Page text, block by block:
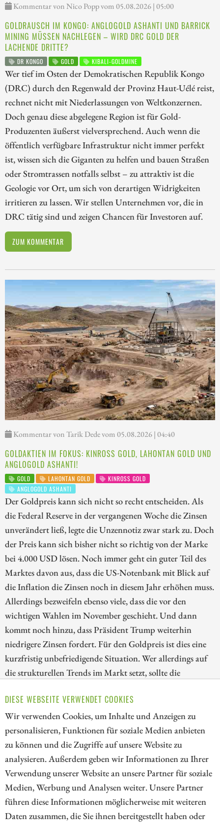
DIESE WEBSEITE VERWENDET COOKIES
Wir verwenden Cookies, um Inhalte und Anzeigen zu
personalisieren, Funktionen für soziale Medien anbieten
zu können und die Zugriffe auf unsere Website zu
analysieren. Außerdem geben wir Informationen zu Ihrer
Verwendung unserer Website an unsere Partner für soziale
Medien, Werbung und Analysen weiter. Unsere Partner
führen diese Informationen möglicherweise mit weiteren
Daten zusammen, die Sie ihnen bereitgestellt haben oder
Kommentar von Nico Popp vom 05.08.2026 | 05:00
GOLDRAUSCH IM KONGO: ANGLOGOLD ASHANTI UND BARRICK
MINING MÜSSEN NACHLEGEN – WIRD DRC GOLD DER
LACHENDE DRITTE?
DR KONGO GOLD KIBALI-GOLDMINE
Wer tief im Osten der Demokratischen Republik Kongo
(DRC) durch den Regenwald der Provinz Haut-Uélé reist,
rechnet nicht mit Niederlassungen von Weltkonzernen.
Doch genau diese abgelegene Region ist für Gold-
Produzenten äußerst vielversprechend. Auch wenn die
öffentlich verfügbare Infrastruktur nicht immer perfekt
ist, wissen sich die Giganten zu helfen und bauen Straßen
oder Stromtrassen notfalls selbst – zu attraktiv ist die
Geologie vor Ort, um sich von derartigen Widrigkeiten
irritieren zu lassen. Wir stellen Unternehmen vor, die in
DRC tätig sind und zeigen Chancen für Investoren auf.
ZUM KOMMENTAR
Kommentar von Tarik Dede vom 05.08.2026 | 04:40
GOLDAKTIEN IM FOKUS: KINROSS GOLD, LAHONTAN GOLD UND
ANGLOGOLD ASHANTI!
GOLD LAHONTAN GOLD
KINROSS GOLD
ANGLOGOLD ASHANTI
Der Goldpreis kann sich nicht so recht entscheiden. Als
die Federal Reserve in der vergangenen Woche die Zinsen
unverändert ließ, legte die Unzennotiz zwar stark zu. Doch
der Preis kann sich bisher nicht so richtig von der Marke
bei 4.000 USD lösen. Noch immer geht ein guter Teil des
Marktes davon aus, dass die US-Notenbank mit Blick auf
die Inflation die Zinsen noch in diesem Jahr erhöhen muss.
Allerdings bezweifeln ebenso viele, dass die vor den
wichtigen Wahlen im November geschieht. Und dann
kommt noch hinzu, dass Präsident Trump weiterhin
niedrigere Zinsen fordert. Für den Goldpreis ist dies eine
kurzfristig unbefriedigende Situation. Wer allerdings auf
die strukturellen Trends im Markt setzt, sollte die
heute auf die Papiere von Kinross Gold, Lahontan Gold
und AngloGold Ashanti!
ZUM KOMMENTAR
// kapitalerhoehungen.de - © 2026 - Die Informationsplattform für
Investoren und Unternehmen rund um Kapitalerhöhung, Kapitalmarkt
und Unternehmensfinanzierung